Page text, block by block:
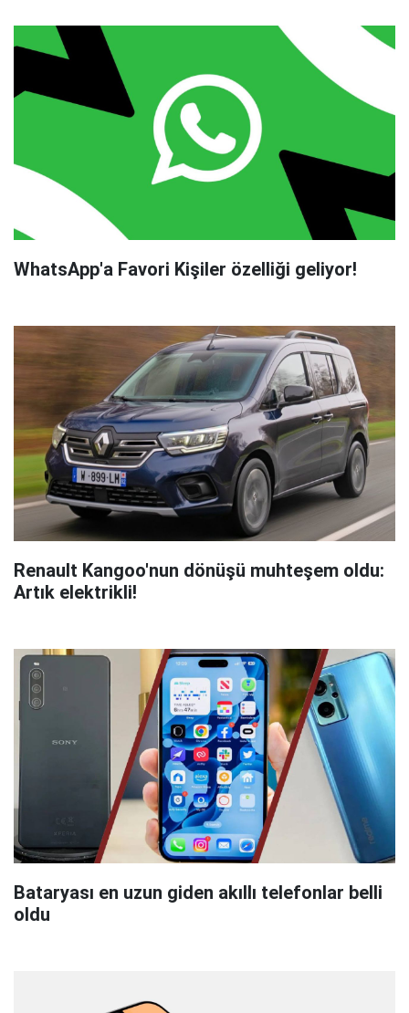
WhatsApp'a Favori Kişiler özelliği geliyor!
Renault Kangoo'nun dönüşü muhteşem oldu:
Artık elektrikli!
Bataryası en uzun giden akıllı telefonlar belli
oldu